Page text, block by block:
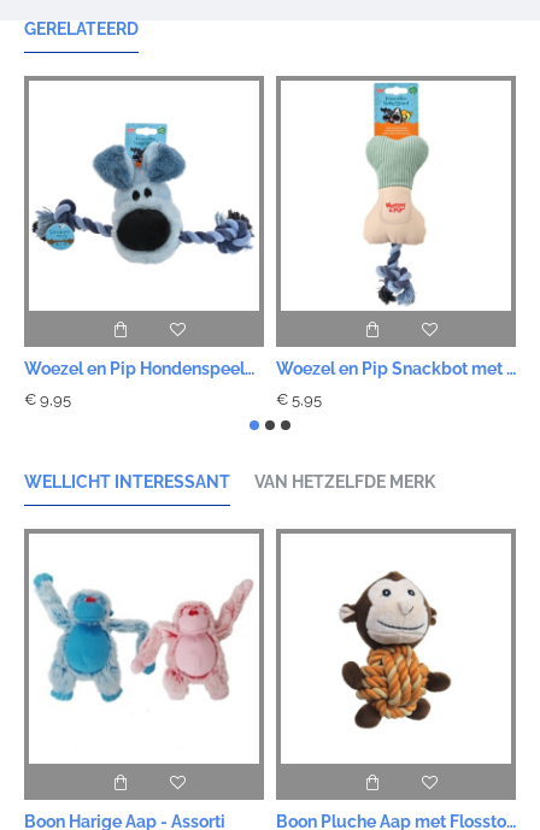
GERELATEERD
Woezel en Pip Hondenspeelgoed - Woezel Flostouw 35cm
€ 9,95
Woezel en Pip Snackbot met Touw - Groen 20cm
€ 5,95
WELLICHT INTERESSANT VAN HETZELFDE MERK
Boon Harige Aap - Assorti Boon Pluche Aap met Flosstouw Buik